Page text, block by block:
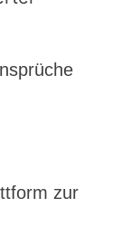
zur